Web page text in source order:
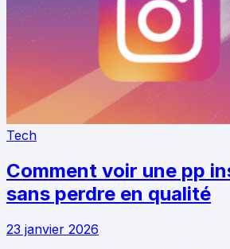
Tech
Comment voir une pp
sans perdre en qualité
23 janvier 2026